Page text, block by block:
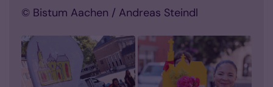
© Bistum Aachen / Andreas Steindl